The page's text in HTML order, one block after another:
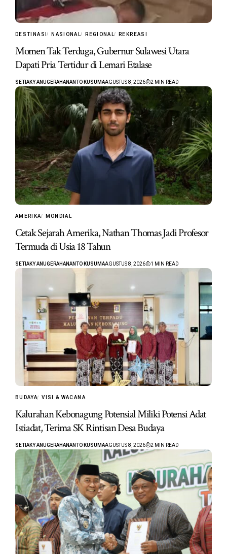
DESTINASI NASIONAL REGIONAL REKREASI
Momen Tak Terduga, Gubernur Sulawesi Utara
Dapati Pria Tertidur di Lemari Etalase
SETIAKY ANUGERAHANANTO KUSUMAAGUSTUS 8, 2026 2 MIN READ
AMERIKA MONDIAL
Cetak Sejarah Amerika, Nathan Thomas Jadi Profesor
Termuda di Usia 18 Tahun
SETIAKY ANUGERAHANANTO KUSUMAAGUSTUS 8, 2026 1 MIN READ
BUDAYA VISI & WACANA
Kalurahan Kebonagung Potensial Miliki Potensi Adat
Istiadat, Terima SK Rintisan Desa Budaya
SETIAKY ANUGERAHANANTO KUSUMAAGUSTUS 8, 2026 2 MIN READ